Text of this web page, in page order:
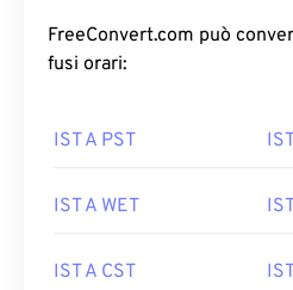
FreeConvert.com può
fusi orari:
IST A PST
IST A WET
IST A CST